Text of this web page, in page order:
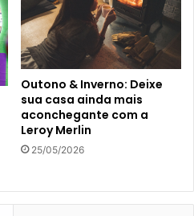
Outono & Inverno: Deixe
sua casa ainda mais
aconchegante com a
Leroy Merlin
25/05/2026